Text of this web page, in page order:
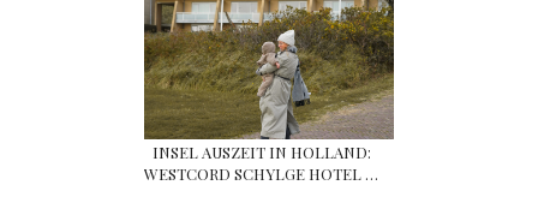
INSEL AUSZEIT IN HOLLAND:
WESTCORD SCHYLGE HOTEL …